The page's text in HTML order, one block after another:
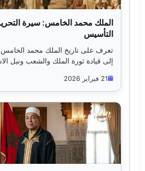
الملك محمد الخامس: سيرة
التأسيس
تعرف على تاريخ الملك محمد
إلى قيادة ثورة الملك والشعب ونيل
21 فبراير 2026